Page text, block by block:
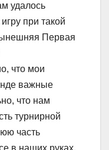
удалось
при такой
Первая
что мои
важные
что нам
турнирной
часть